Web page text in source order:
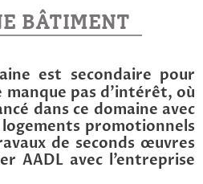
BÂTIMENT
est secondaire pour
manque pas d’intérêt, où
dans ce domaine avec
promotionnels
de seconds œuvres
AADL avec l’entreprise